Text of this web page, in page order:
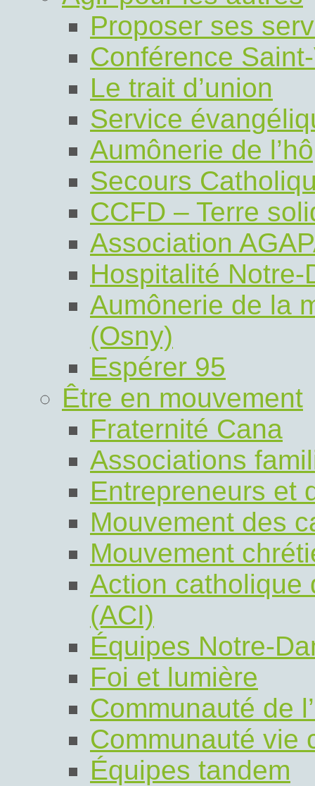
Proposer ses
Conférence
Le trait d’union
Service
Aumônerie de
Secours
CCFD – Terre
Association
Hospitalité
Aumônerie de la
(Osny)
Espérer 95
Être en mouvement
Fraternité Cana
Associations
Entrepreneurs et
Mouvement des
Mouvement
Action catholique
(ACI)
Équipes Notre-
Foi et lumière
Communauté de
Communauté vie
Équipes tandem